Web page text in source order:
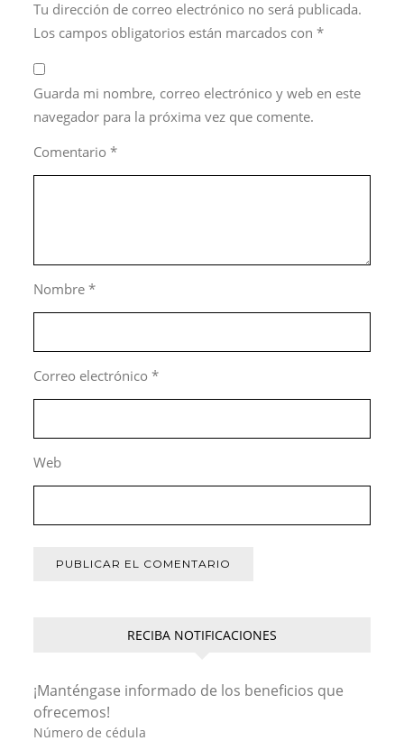
Tu dirección de correo electrónico no será publicada.
Los campos obligatorios están marcados con*
Guarda mi nombre, correo electrónico y web en este
navegador para la próxima vez que comente.
Comentario*
Nombre*
Correo electrónico*
Web
RECIBA NOTIFICACIONES
¡Manténgase informado de los beneficios que
ofrecemos!
Número de cédula